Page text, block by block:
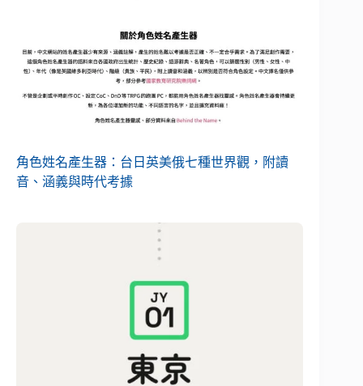
角色姓名產生器：台日英美俄七種世界觀，附讀
音、涵義與時代考據